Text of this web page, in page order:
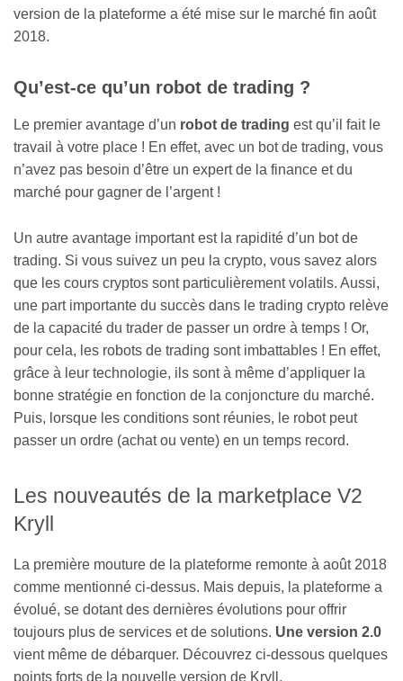
version de la plateforme a été mise sur le marché fin août
2018.
​Qu’est-ce qu’un robot de trading ?
Le premier avantage d’un robot de trading est qu’il fait le
travail à votre place ! En effet, avec un bot de trading, vous
n’avez pas besoin d’être un expert de la finance et du
marché pour gagner de l’argent !
Un autre avantage important est la rapidité d’un bot de
trading. Si vous suivez un peu la crypto, vous savez alors
que les cours cryptos sont particulièrement volatils. Aussi,
une part importante du succès dans le trading crypto relève
de la capacité du trader de passer un ordre à temps ! Or,
pour cela, les robots de trading sont imbattables ! En effet,
grâce à leur technologie, ils sont à même d’appliquer la
bonne stratégie en fonction de la conjoncture du marché.
Puis, lorsque les conditions sont réunies, le robot peut
passer un ordre (achat ou vente) en un temps record.
​Les nouveautés de la marketplace V2
Kryll
La première mouture de la plateforme remonte à août 2018
comme mentionné ci-dessus. Mais depuis, la plateforme a
évolué, se dotant des dernières évolutions pour offrir
toujours plus de services et de solutions. Une version 2.0
vient même de débarquer. Découvrez ci-dessous quelques
points forts de la nouvelle version de Kryll.